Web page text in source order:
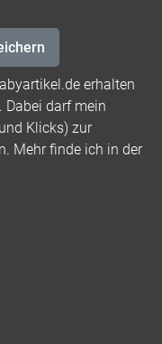
erhalten
Dabei darf mein
Klicks) zur
Mehr finde ich in der